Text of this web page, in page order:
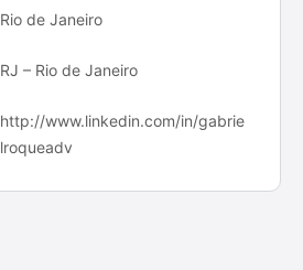
Rio de Janeiro
RJ – Rio de Janeiro
http://www.linkedin.com/in/gabrie
lroqueadv